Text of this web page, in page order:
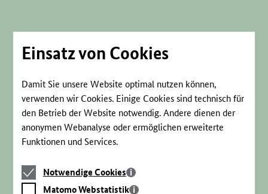
Einsatz von Cookies
Damit Sie unsere Website optimal nutzen können,
verwenden wir Cookies. Einige Cookies sind technisch für
den Betrieb der Website notwendig. Andere dienen der
anonymen Webanalyse oder ermöglichen erweiterte
Funktionen und Services.
Notwendige
Cookies
Notwendige Cookies
MatomoMatomo Webstatistik